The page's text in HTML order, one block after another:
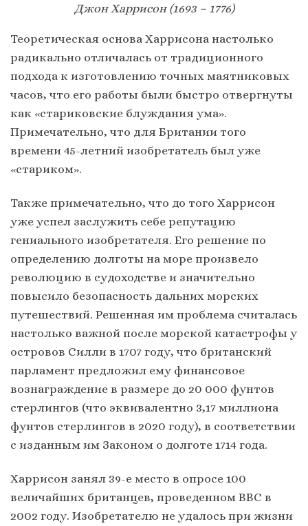
Джон Харрисон (1693 – 1776)
Теоретическая основа Харрисона настолько
радикально отличалась от традиционного
подхода к изготовлению точных маятниковых
часов, что его работы были быстро отвергнуты
как «стариковские блуждания ума».
Примечательно, что для Британии того
времени 45-летний изобретатель был уже
«стариком».
Также примечательно, что до того Харрисон
уже успел заслужить себе репутацию
гениального изобретателя. Его решение по
определению долготы на море произвело
революцию в судоходстве и значительно
повысило безопасность дальних морских
путешествий. Решенная им проблема считалась
настолько важной после морской катастрофы у
островов Силли в 1707 году, что британский
парламент предложил ему финансовое
вознаграждение в размере до 20 000 фунтов
стерлингов (что эквивалентно 3,17 миллиона
фунтов стерлингов в 2020 году), в соответствии
с изданным им Законом о долготе 1714 года.
Харрисон занял 39-е место в опросе 100
величайших британцев, проведенном BBC в
2002 году. Изобретателю не удалось при жизни